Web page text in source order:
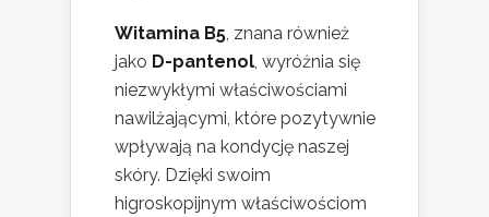
Witamina B5, znana również
jako D-pantenol, wyróżnia się
niezwykłymi właściwościami
nawilżającymi, które pozytywnie
wpływają na kondycję naszej
skóry. Dzięki swoim
higroskopijnym właściwościom